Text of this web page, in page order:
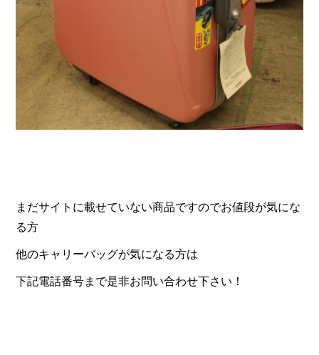
まだサイトに載せていない商品ですのでお値段が気にな
る方
他のキャリーバッグが気になる方は
下記電話番号まで是非お問い合わせ下さい！